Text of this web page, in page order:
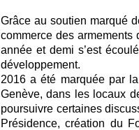
Grâce au soutien marqué
commerce des armements
année et demi s’est
développement.
2016 a été marquée par
Genève, dans les locaux
poursuivre certaines
Présidence, création du